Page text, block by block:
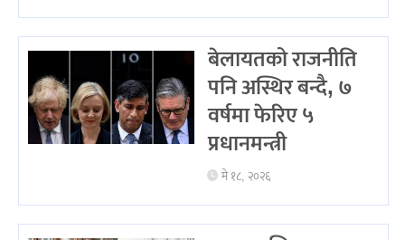
बेलायतको राजनीति
पनि अस्थिर बन्दै, ७
वर्षमा फेरिए ५
प्रधानमन्त्री
मे १८, २०२६